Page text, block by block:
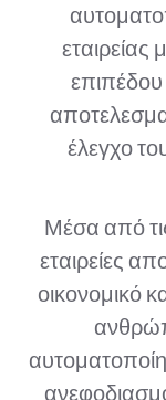
εταιρείας
επιπέδου
έλεγχο
Μέσα από
εταιρείες
οικονομικό